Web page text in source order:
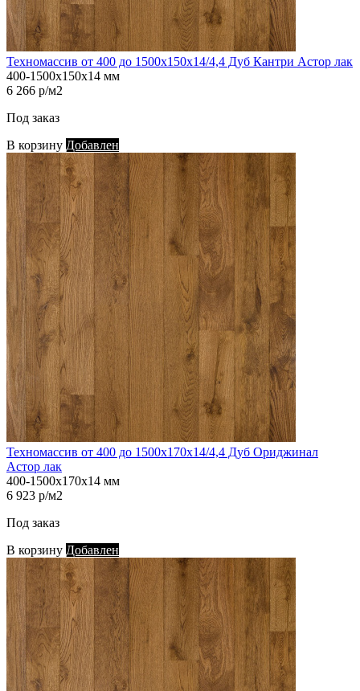
Техномассив от 400 до 1500х150х14/4,4 Дуб Кантри Астор лак
400-1500х150х14 мм
6 266 р/м2
Под заказ
В корзину Добавлен
Техномассив от 400 до 1500х170х14/4,4 Дуб Ориджинал
Астор лак
400-1500х170х14 мм
6 923 р/м2
Под заказ
В корзину Добавлен